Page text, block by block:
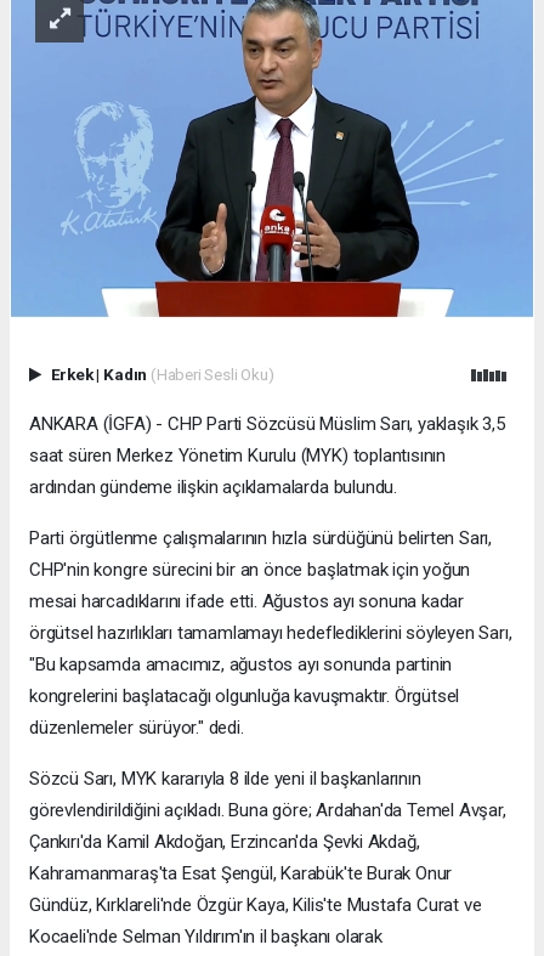
Erkek| Kadın (Haberi Sesli Oku)
ANKARA (İGFA) - CHP Parti Sözcüsü Müslim Sarı, yaklaşık 3,5
saat süren Merkez Yönetim Kurulu (MYK) toplantısının
ardından gündeme ilişkin açıklamalarda bulundu.
Parti örgütlenme çalışmalarının hızla sürdüğünü belirten Sarı,
CHP'nin kongre sürecini bir an önce başlatmak için yoğun
mesai harcadıklarını ifade etti. Ağustos ayı sonuna kadar
örgütsel hazırlıkları tamamlamayı hedeflediklerini söyleyen Sarı,
"Bu kapsamda amacımız, ağustos ayı sonunda partinin
kongrelerini başlatacağı olgunluğa kavuşmaktır. Örgütsel
düzenlemeler sürüyor." dedi.
Sözcü Sarı, MYK kararıyla 8 ilde yeni il başkanlarının
görevlendirildiğini açıkladı. Buna göre; Ardahan'da Temel Avşar,
Çankırı'da Kamil Akdoğan, Erzincan'da Şevki Akdağ,
Kahramanmaraş'ta Esat Şengül, Karabük'te Burak Onur
Gündüz, Kırklareli'nde Özgür Kaya, Kilis'te Mustafa Curat ve
Kocaeli'nde Selman Yıldırım'ın il başkanı olarak